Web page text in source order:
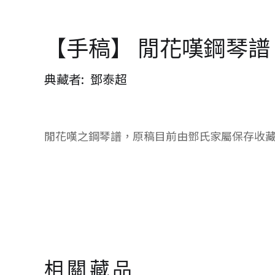
【手稿】 閒花嘆鋼琴譜
典藏者 鄧泰超
閒花嘆之鋼琴譜，原稿目前由鄧氏家屬保存收
相關藏品